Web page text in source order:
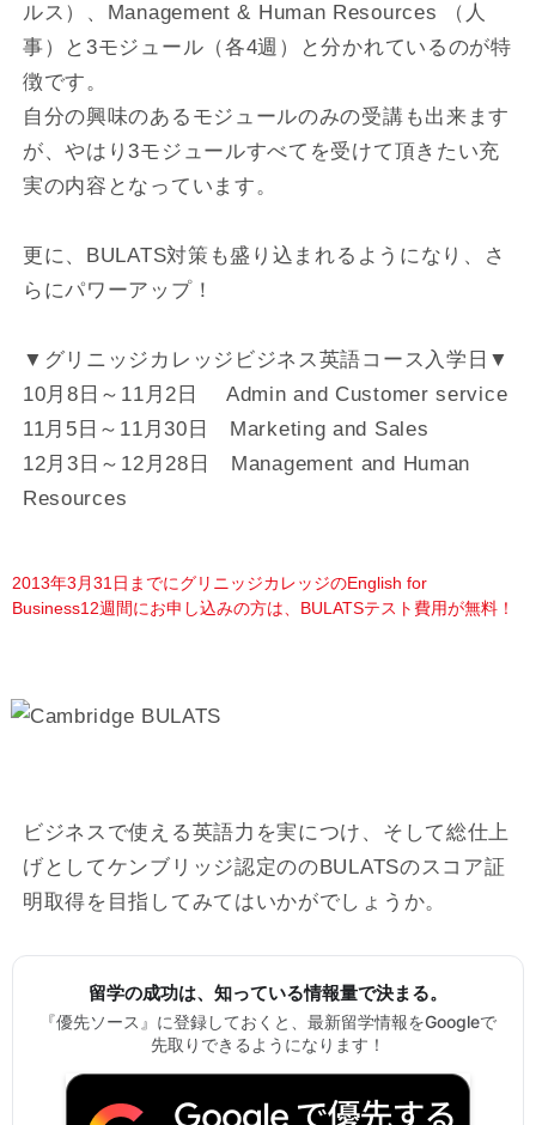
ルス）、Management & Human Resources （人
事）と3モジュール（各4週）と分かれているのが特
徴です。
自分の興味のあるモジュールのみの受講も出来ます
が、やはり3モジュールすべてを受けて頂きたい充
実の内容となっています。
更に、BULATS対策も盛り込まれるようになり、さ
らにパワーアップ！
▼グリニッジカレッジビジネス英語コース入学日▼
10月8日～11月2日 Admin and Customer service
11月5日～11月30日 Marketing and Sales
12月3日～12月28日 Management and Human
Resources
2013年3月31日までにグリニッジカレッジのEnglish for
Business12週間にお申し込みの方は、BULATSテスト費用が無料！
ビジネスで使える英語力を実につけ、そして総仕上
げとしてケンブリッジ認定ののBULATSのスコア証
明取得を目指してみてはいかがでしょうか。
留学の成功は、知っている情報量で決まる。
『優先ソース』に登録しておくと、最新留学情報をGoogleで
先取りできるようになります！